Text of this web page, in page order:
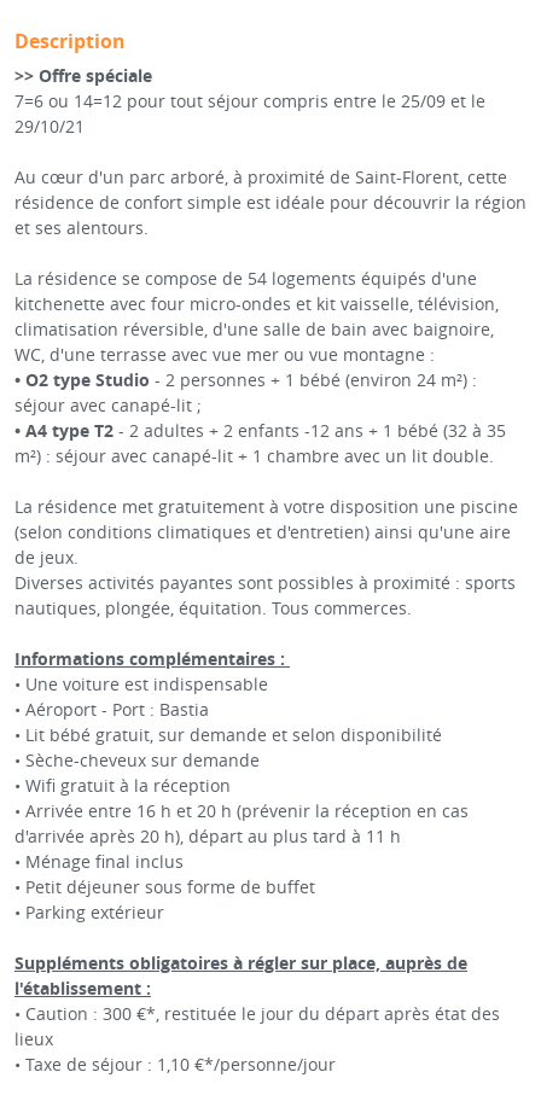
Description
>> Offre spéciale
7=6 ou 14=12 pour tout séjour compris entre le 25/09 et le
29/10/21
Au cœur d'un parc arboré, à proximité de Saint-Florent, cette
résidence de confort simple est idéale pour découvrir la région
et ses alentours.
La résidence se compose de 54 logements équipés d'une
kitchenette avec four micro-ondes et kit vaisselle, télévision,
climatisation réversible, d'une salle de bain avec baignoire,
WC, d'une terrasse avec vue mer ou vue montagne :
• O2 type Studio - 2 personnes + 1 bébé (environ 24 m²) :
séjour avec canapé-lit ;
• A4type T2 - 2 adultes + 2 enfants -12 ans + 1 bébé (32 à 35
m²) : séjour avec canapé-lit + 1 chambre avec un lit double.
La résidence met gratuitement à votre disposition une piscine
(selon conditions climatiques et d'entretien) ainsi qu'une aire
de jeux.
Diverses activités payantes sont possibles à proximité : sports
nautiques, plongée, équitation. Tous commerces.
Informations complémentaires :
• Une voiture est indispensable
• Aéroport - Port : Bastia
• Lit bébé gratuit, sur demande et selon disponibilité
• Sèche-cheveux sur demande
• Wifi gratuit à la réception
• Arrivée entre 16 h et 20 h (prévenir la réception en cas
d'arrivée après 20 h), départ au plus tard à 11 h
• Ménage final inclus
• Petit déjeuner sous forme de buffet
• Parking extérieur
Suppléments obligatoires à régler sur place, auprès de
l'établissement :
• Caution : 300 €*, restituée le jour du départ après état des
lieux
• Taxe de séjour : 1,10 €*/personne/jour